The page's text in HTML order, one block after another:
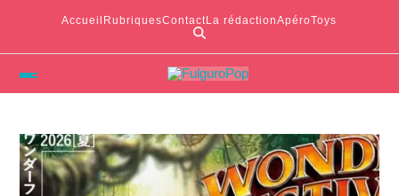
Accueil RubriquesContactLa rédactionApéroToys